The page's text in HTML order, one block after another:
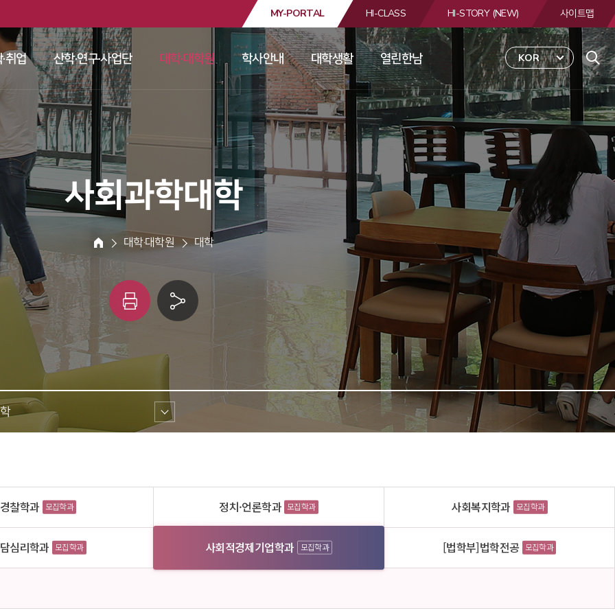
합
색
학교
MY-PORTAL HI-CLASS HI-STORY (NEW) 사이트맵
KOR
취업 산학·연구·사업단 대학·대학원 학사안내 대학생활 열린한남
사회과학대학
HOME
대학·대학원 대학
쇄
크
경찰학과 모집학과 정치·언론학과 모집학과 사회복지학과 모집학과
심리학과 모집학과 사회적경제기업학과 모집학과 [법학부]법학전공 모집학과